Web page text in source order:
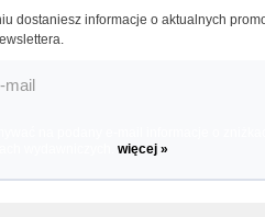
dostaniesz informacje o aktualnych
więcej »